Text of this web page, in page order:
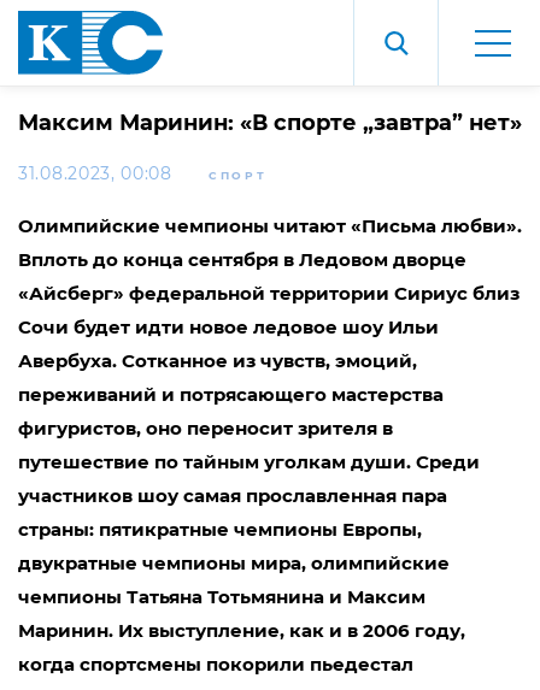
Максим Маринин: «В спорте „завтра” нет»
31.08.2023, 00:08 СПОРТ
Олимпийские чемпионы читают «Письма любви».
Вплоть до конца сентября в Ледовом дворце
«Айсберг» федеральной территории Сириус близ
Сочи будет идти новое ледовое шоу Ильи
Авербуха. Сотканное из чувств, эмоций,
переживаний и потрясающего мастерства
фигуристов, оно переносит зрителя в
путешествие по тайным уголкам души. Среди
участников шоу самая прославленная пара
страны: пятикратные чемпионы Европы,
двукратные чемпионы мира, олимпийские
чемпионы Татьяна Тотьмянина и Максим
Маринин. Их выступление, как и в 2006 году,
когда спортсмены покорили пьедестал